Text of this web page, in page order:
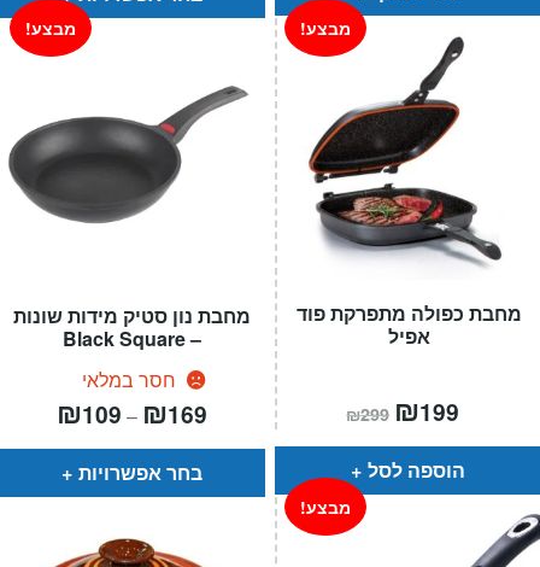
מחבת נון סטיק מידות שונות
– Black Square
חסר במלאי
מבצע!
₪109 – ₪169
⁦₪109⁩
בחר אפשרויות
מחבת כפולה מתפרקת פוד
אפיל
מבצע!
₪299 המחיר
המקורי
היה:
₪299.
₪199
הוא:
הוספה לסל
מבצע!